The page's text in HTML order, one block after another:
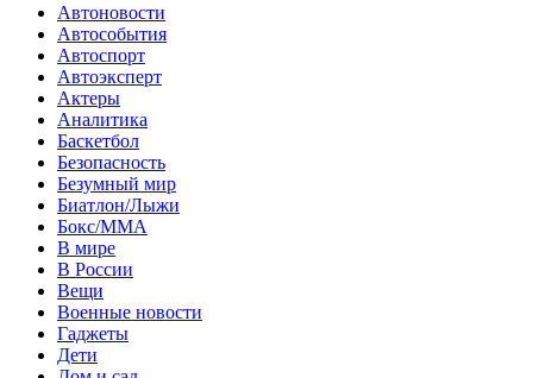
Автоновости
Автособытия
Автоспорт
Автоэксперт
Актеры
Аналитика
Баскетбол
Безопасность
Безумный мир
Биатлон/Лыжи
Бокс/MMA
В мире
В России
Вещи
Военные новости
Гаджеты
Дети